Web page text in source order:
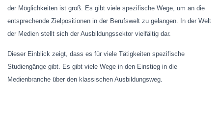
der Möglichkeiten ist groß. Es gibt viele spezifische Wege, um an die
entsprechende Zielpositionen in der Berufswelt zu gelangen. In der Welt
der Medien stellt sich der Ausbildungssektor vielfältig dar.
Dieser Einblick zeigt, dass es für viele Tätigkeiten spezifische
Studiengänge gibt. Es gibt viele Wege in den Einstieg in die
Medienbranche über den klassischen Ausbildungsweg.